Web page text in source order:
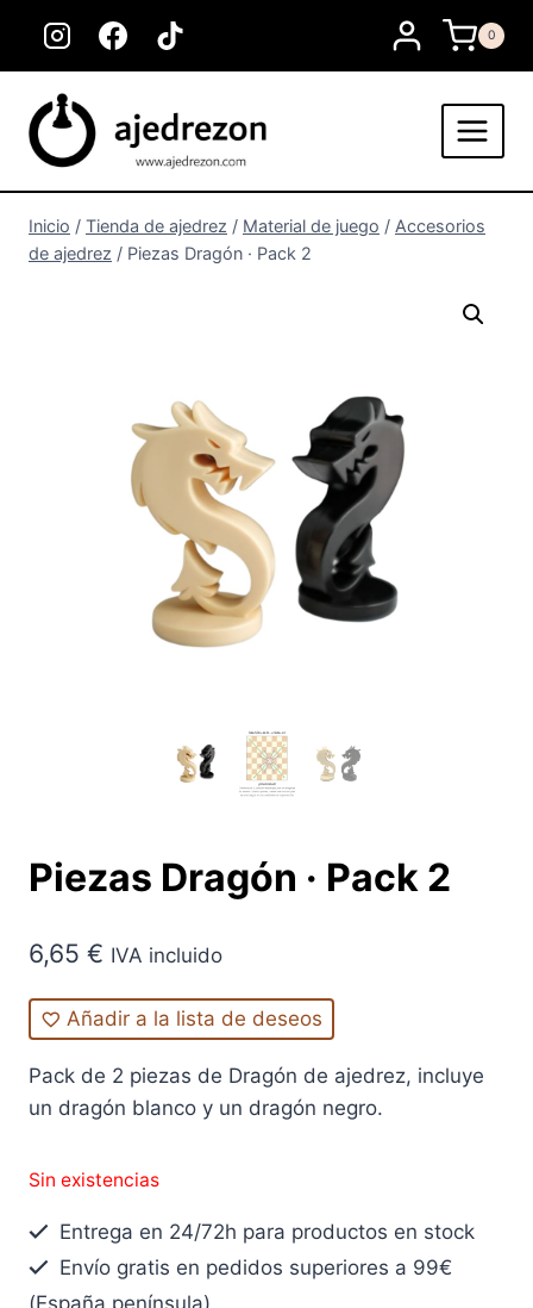
contenido
0
Inicio / Tienda de ajedrez / Material de juego / Accesorios
de ajedrez / Piezas Dragón · Pack 2
Piezas Dragón · Pack 2
6,65 € IVA incluido
Añadir a la lista de deseos
Pack de 2 piezas de Dragón de ajedrez, incluye
un dragón blanco y un dragón negro.
Sin existencias
Entrega en 24/72h para productos en stock
Envío gratis en pedidos superiores a 99€
(España península)